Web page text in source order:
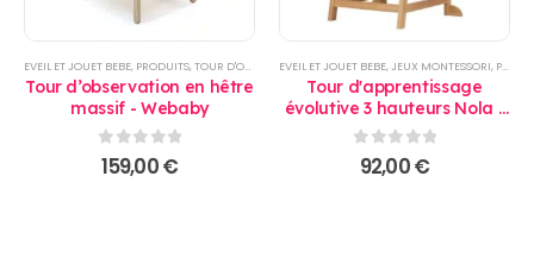
EVEIL ET JOUET BEBE, PRODUITS,TOUR D'OBSERVATION
Tour d’observation en hêtre
massif - Webaby
0sur 5
159,00€
EVEIL ET JOUET BEBE,JEUX MONTESSORI, PRODUITS
Tour d'apprentissage
évolutive 3 hauteurs Nola -
Bébé Confort
0sur 5
92,00€